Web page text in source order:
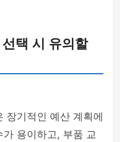
택 시 유의할
장기적인 예산 계획에
용이하고, 부품 교